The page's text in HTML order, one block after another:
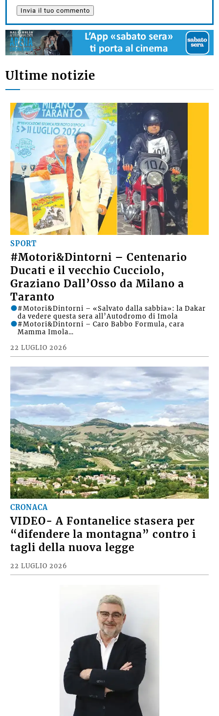
Ultime notizie
SPORT
#Motori&Dintorni – Centenario
Ducati e il vecchio Cucciolo,
Graziano Dall’Osso da Milano a
Taranto
22 LUGLIO 2026
#Motori&Dintorni – «Salvato dalla sabbia»: la Dakar
da vedere questa sera all’Autodromo di Imola
#Motori&Dintorni – Caro Babbo Formula, cara
Mamma Imola…
CRONACA
VIDEO- A Fontanelice stasera per
“difendere la montagna” contro i
tagli della nuova legge
22 LUGLIO 2026